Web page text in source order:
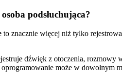
podsłuchująca?
to znacznie więcej niż tylko
dźwięk z otoczenia, rozmowy
oprogramowanie może w dowolnym